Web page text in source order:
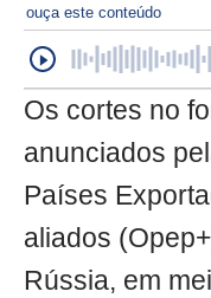
ouça este conteúdo
Os cortes no
anunciados
Países
aliados
Rússia, em